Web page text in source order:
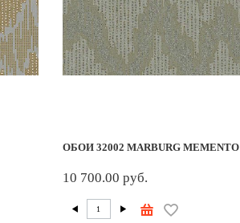
ОБОИ 32002 MARBURG MEMENTO
10 700.00 руб.